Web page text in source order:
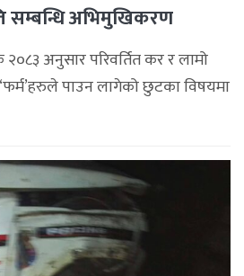
सम्बन्धि अभिमुखिकरण
अनुसार परिवर्तित कर र लामो
पाउन लागेको छुटका विषयमा
, आन्तरिक राजश्व कार्यालय बागलुङ